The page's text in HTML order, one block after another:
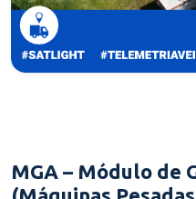
MGA – Módulo de